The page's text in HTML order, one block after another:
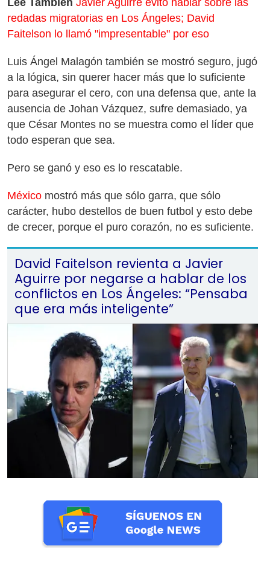
Lee También Javier Aguirre evitó hablar sobre las
redadas migratorias en Los Ángeles; David
Faitelson lo llamó "impresentable" por eso
Luis Ángel Malagón también se mostró seguro, jugó
a la lógica, sin querer hacer más que lo suficiente
para asegurar el cero, con una defensa que, ante la
ausencia de Johan Vázquez, sufre demasiado, ya
que César Montes no se muestra como el líder que
todo esperan que sea.
Pero se ganó y eso es lo rescatable.
México mostró más que sólo garra, que sólo
carácter, hubo destellos de buen futbol y esto debe
de crecer, porque el puro corazón, no es suficiente.
David Faitelson revienta a Javier
Aguirre por negarse a hablar de los
conflictos en Los Ángeles: “Pensaba
que era más inteligente”